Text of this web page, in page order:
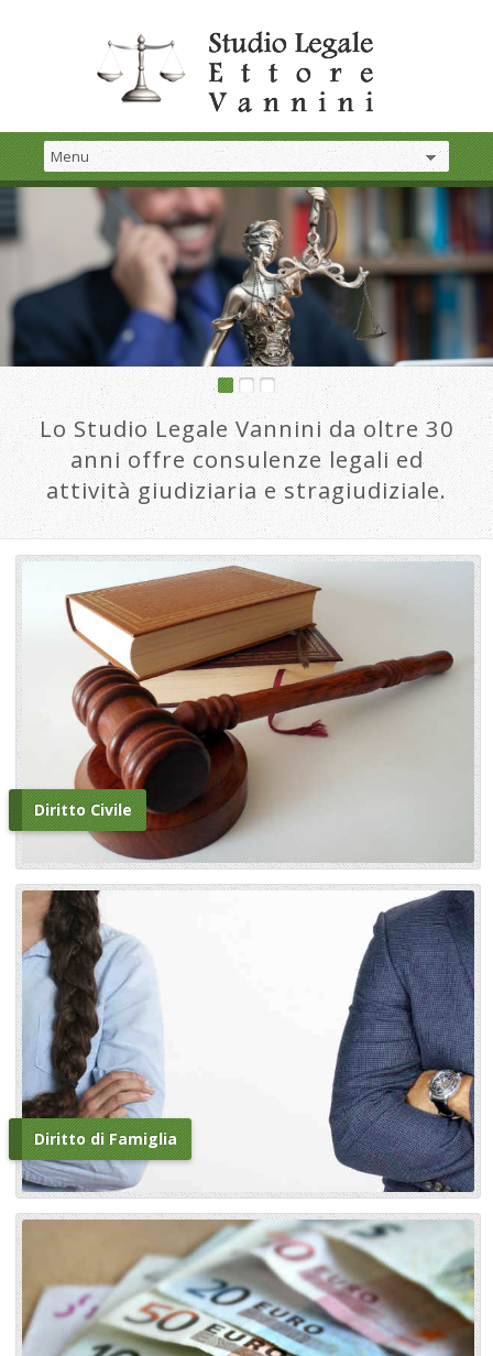
Lo Studio Legale Vannini da oltre 30
anni offre consulenze legali ed
attività giudiziaria e stragiudiziale.
Diritto Civile
Diritto di Famiglia